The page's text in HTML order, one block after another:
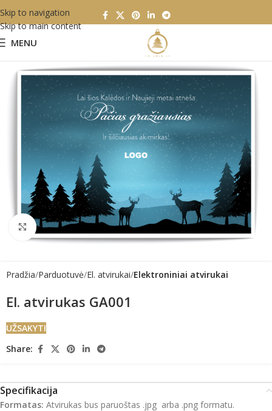
Skip to navigation
Skip to main content
MENU
Click to enlarge
Pradžia Parduotuvė El. atvirukai Elektroniniai atvirukai
El. atvirukas GA001
UŽSAKYTI
Share:
Specifikacija
Formatas: Atvirukas bus paruoštas .jpg arba .png formatu.